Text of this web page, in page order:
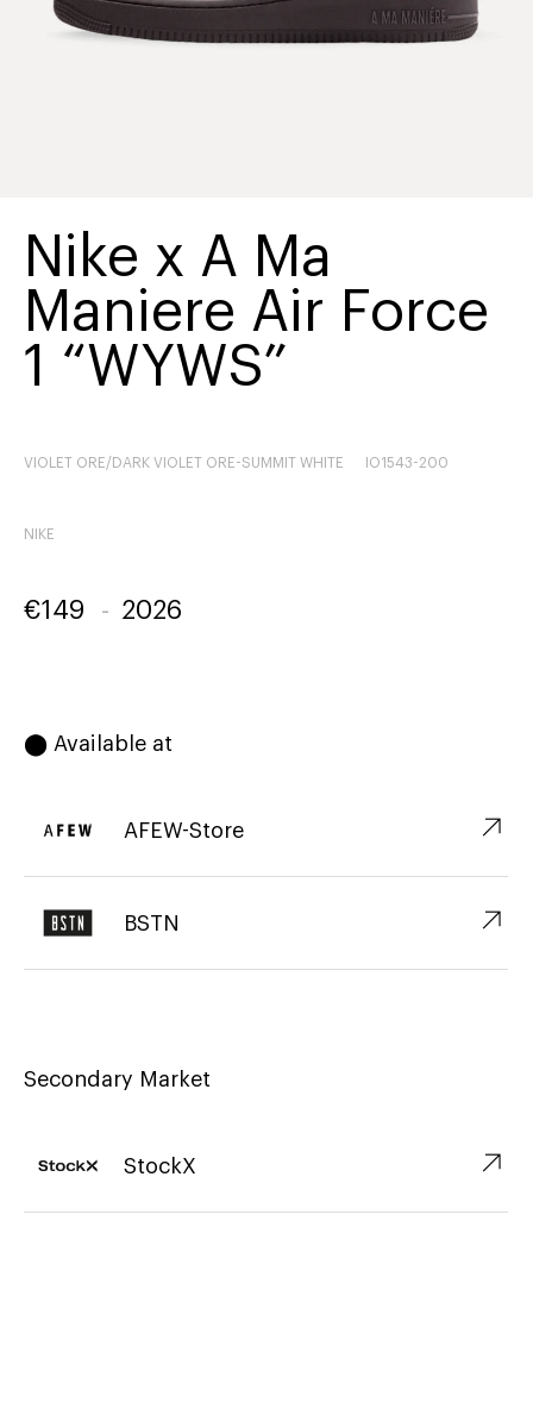
Nike x A Ma
Maniere Air Force
1 “WYWS”
VIOLET ORE/DARK VIOLET ORE-SUMMIT WHITE IO1543-200
NIKE
€149 - 2026
⬤ Available at
AFEW-Store ↗︎
BSTN ↗︎
Secondary Market
StockX ↗︎